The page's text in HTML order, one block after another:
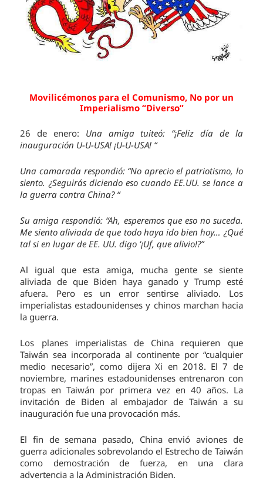
Movilicémonos para el Comunismo, No por un
Imperialismo “Diverso”
26 de enero: Una amiga tuiteó: “¡Feliz día de la
inauguración U-U-USA! ¡U-U-USA! “
Una camarada respondió: “No aprecio el patriotismo, lo
siento. ¿Seguirás diciendo eso cuando EE.UU. se lance a
la guerra contra China? “
Su amiga respondió: “Ah, esperemos que eso no suceda.
Me siento aliviada de que todo haya ido bien hoy… ¿Qué
tal si en lugar de EE. UU. digo ‘¡Uf, que alivio!?”
Al igual que esta amiga, mucha gente se siente
aliviada de que Biden haya ganado y Trump esté
afuera. Pero es un error sentirse aliviado. Los
imperialistas estadounidenses y chinos marchan hacia
la guerra.
Los planes imperialistas de China requieren que
Taiwán sea incorporada al continente por “cualquier
medio necesario”, como dijera Xi en 2018. El 7 de
noviembre, marines estadounidenses entrenaron con
tropas en Taiwán por primera vez en 40 años. La
invitación de Biden al embajador de Taiwán a su
inauguración fue una provocación más.
El fin de semana pasado, China envió aviones de
guerra adicionales sobrevolando el Estrecho de Taiwán
como demostración de fuerza, en una clara
advertencia a la Administración Biden.